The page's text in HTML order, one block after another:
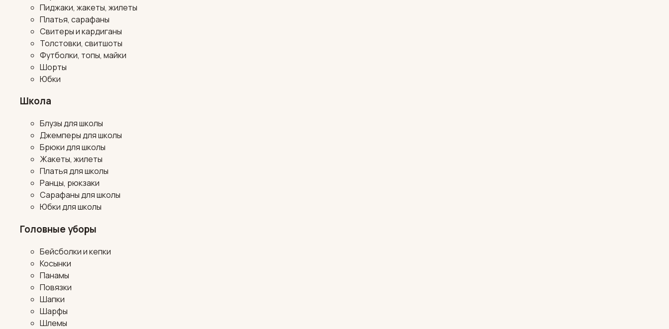
Пиджаки, жакеты, жилеты
Платья, сарафаны
Свитеры и кардиганы
Толстовки, свитшоты
Футболки, топы, майки
Шорты
Юбки
Школа
Блузы для школы
Джемперы для школы
Брюки для школы
Жакеты, жилеты
Платья для школы
Ранцы, рюкзаки
Сарафаны для школы
Юбки для школы
Головные уборы
Бейсболки и кепки
Косынки
Панамы
Повязки
Шапки
Шарфы
Шлемы